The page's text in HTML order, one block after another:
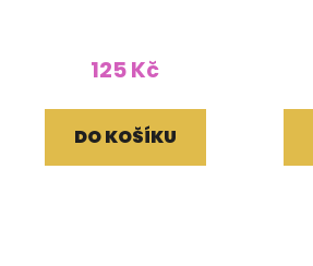
125 Kč
DO KOŠÍKU